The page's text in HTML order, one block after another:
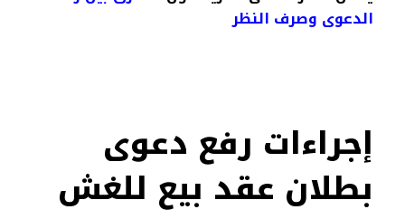
الدعوى وصرف النظر
إجراءات رفع دعوى
بطلان عقد بيع للغش